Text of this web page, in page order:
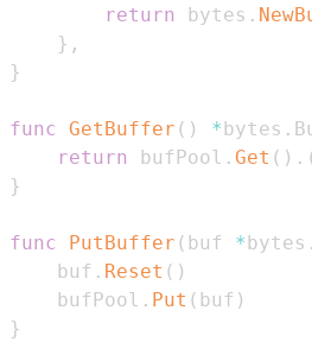
return
bytes .
} ,
}
func GetBuffer ( ) * bytes .
return
bufPool . Get ( ) .
}
func PutBuffer ( buf * bytes .
    buf
. Reset ( )
    bufPool
. Put ( buf )
}